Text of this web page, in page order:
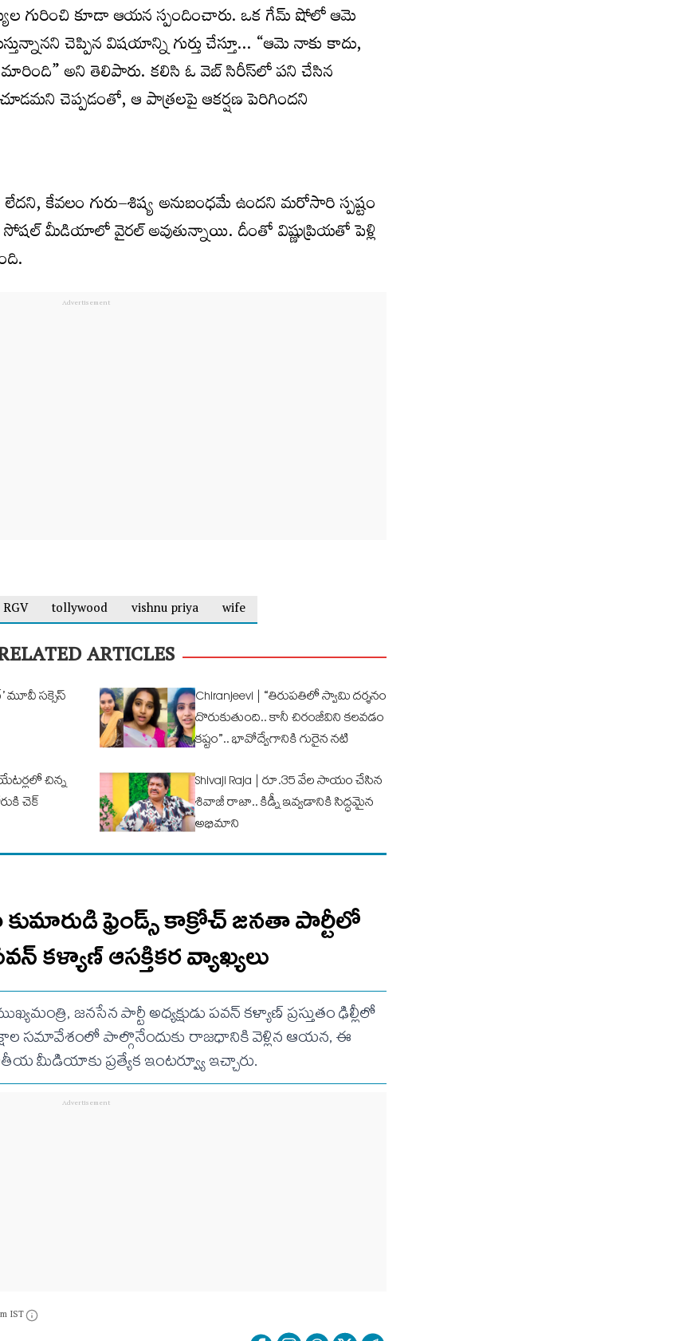
గురించి కూడా ఆయన స్పందించారు. ఒక గేమ్ షోలో ఆమె
చెప్పిన విషయాన్ని గుర్తు చేస్తూ… “ఆమె నాకు కాదు,
అని తెలిపారు. కలిసి ఓ వెబ్ సిరీస్‌లో పని చేసిన
చెప్పడంతో, ఆ పాత్రలపై ఆకర్షణ పెరిగిందని
కేవలం గురు–శిష్య అనుబంధమే ఉందని మరోసారి స్పష్టం
సోషల్ మీడియాలో వైరల్ అవుతున్నాయి. దీంతో విష్ణుప్రియతో పెళ్లి
RGV tollywood vishnu priya wife
ARTICLES
మూవీ సక్సెస్
Chiranjeevi | “తిరుపతిలో స్వామి దర్శనం
దొరుకుతుంది.. కానీ చిరంజీవిని కలవడం
కష్టం”.. భావోద్వేగానికి గురైన నటి
చిన్న
చెక్
Shivaji Raja | రూ.35 వేల సాయం చేసిన
శివాజీ రాజా.. కిడ్నీ ఇవ్వడానికి సిద్ధమైన
అభిమాని
కుమారుడి ఫ్రెండ్స్ కాక్రోచ్ జనతా పార్టీలో
క‌ళ్యాణ్ ఆసక్తిక‌ర వ్యాఖ్య‌లు
జనసేన పార్టీ అధ్యక్షుడు పవన్ కళ్యాణ్ ప్రస్తుతం ఢిల్లీలో
సమావేశంలో పాల్గొనేందుకు రాజధానికి వెళ్లిన ఆయన, ఈ
మీడియాకు ప్రత్యేక ఇంటర్వ్యూ ఇచ్చారు.
IST